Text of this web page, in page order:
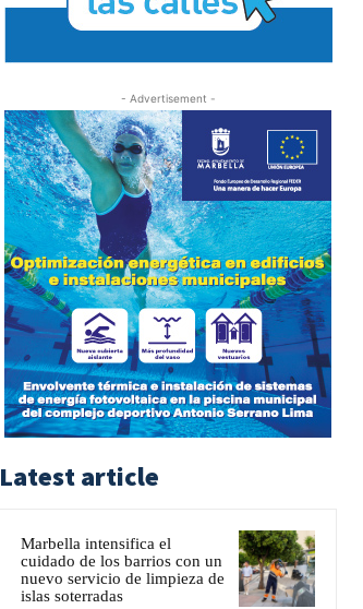
- Advertisement -
Latest article
Marbella intensifica el
cuidado de los barrios con un
nuevo servicio de limpieza de
islas soterradas